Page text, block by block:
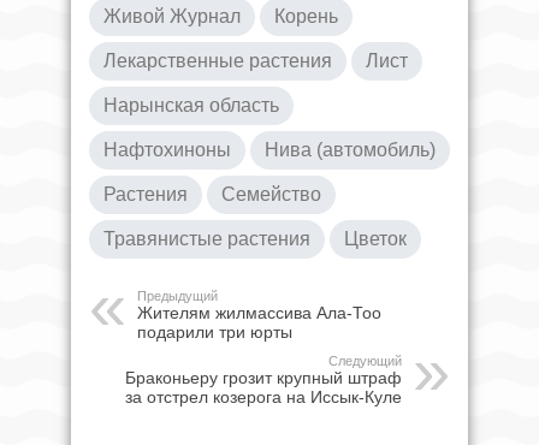
Живой Журнал Корень
Лекарственные растения Лист
Нарынская область
Нафтохиноны Нива (автомобиль)
Растения Семейство
Травянистые растения Цветок
Предыдущий
Жителям жилмассива Ала-Тоо
подарили три юрты
Следующий
Браконьеру грозит крупный штраф
за отстрел козерога на Иссык-Куле